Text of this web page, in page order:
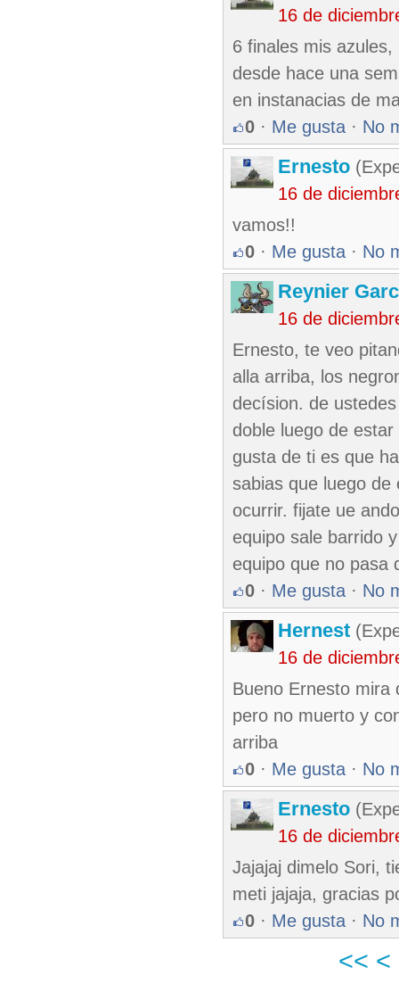
16 de
6 finales mis
desde hace una
en instanacias de
0 · Me gusta · No
Ernesto
16 de
vamos!!
0 · Me gusta · No
Reynier
16 de
Ernesto, te veo
alla arriba, los
decísion. de
doble luego de
gusta de ti es que
sabias que luego
ocurrir. fijate ue
equipo sale barrido
equipo que no pasa
0 · Me gusta · No
Hernest
16 de
Bueno Ernesto mira
pero no muerto y
arriba
0 · Me gusta · No
Ernesto
16 de
Jajajaj dimelo Sori,
meti jajaja, gracias
0 · Me gusta · No
<< <